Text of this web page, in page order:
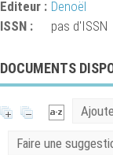
Editeur : Denoël
ISSN :
pas d'ISSN
DOCUMENTS
Faire une